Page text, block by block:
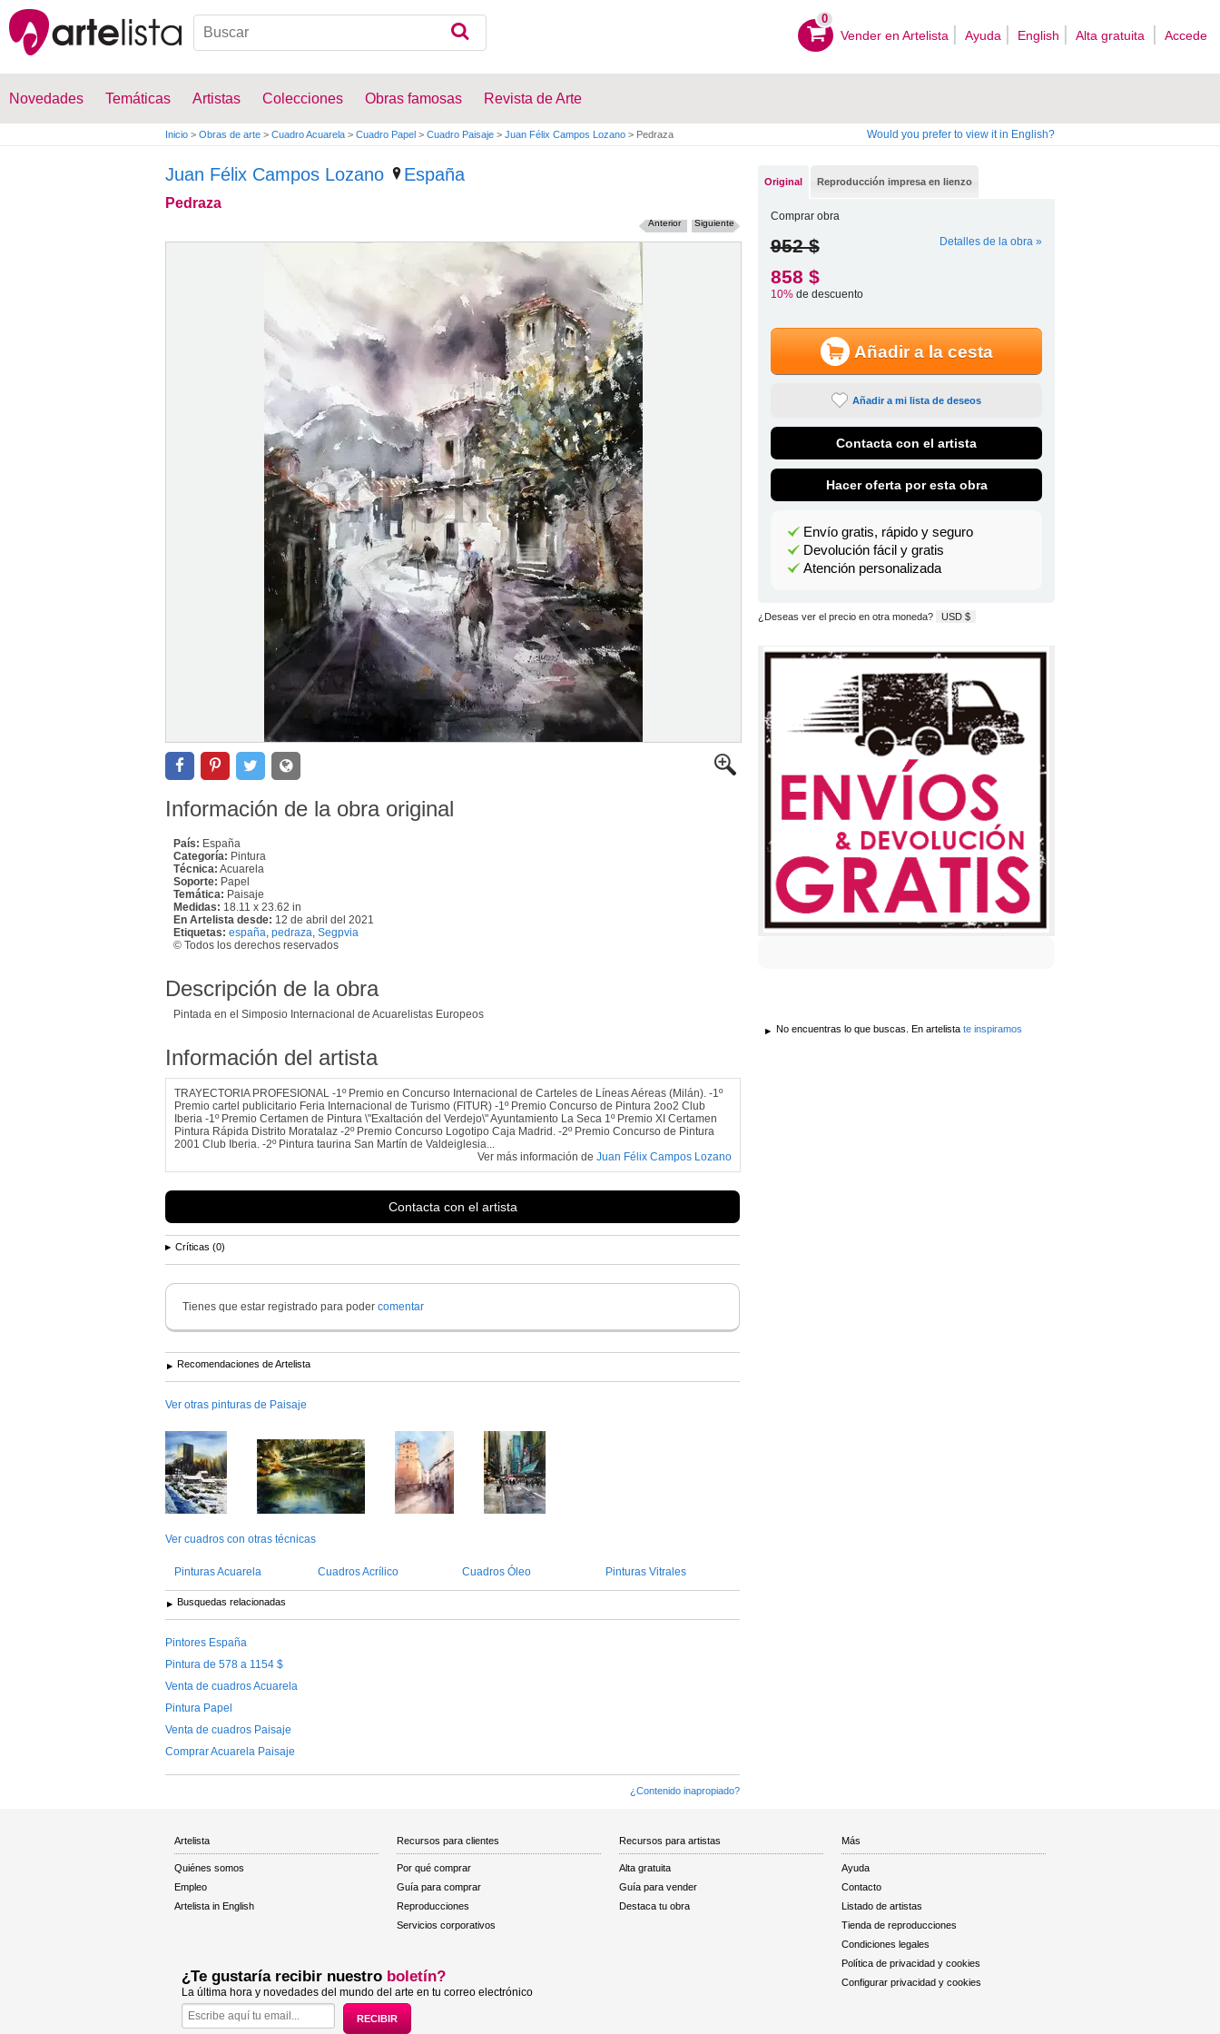
0
Vender en Artelista Ayuda English Alta gratuita Accede
Novedades Temáticas Artistas Colecciones Obras famosas Revista de Arte
Inicio > Obras de arte > Cuadro Acuarela > Cuadro Papel > Cuadro Paisaje > Juan Félix Campos Lozano > Pedraza Would you prefer to view it in English?
Juan Félix Campos Lozano España
Pedraza
Siguiente
Anterior
Información de la obra original
País: España
Categoría: Pintura
Técnica: Acuarela
Soporte: Papel
Temática: Paisaje
Medidas: 18.11 x 23.62 in
En Artelista desde: 12 de abril del 2021
Etiquetas: españa pedraza Segpvia
© Todos los derechos reservados
Descripción de la obra
Pintada en el Simposio Internacional de Acuarelistas Europeos
Información del artista
TRAYECTORIA PROFESIONAL -1º Premio en Concurso Internacional de Carteles de Líneas Aéreas (Milán). -1º
Premio cartel publicitario Feria Internacional de Turismo (FITUR) -1º Premio Concurso de Pintura 2oo2 Club
Iberia -1º Premio Certamen de Pintura \"Exaltación del Verdejo\" Ayuntamiento La Seca 1º Premio XI Certamen
Pintura Rápida Distrito Moratalaz -2º Premio Concurso Logotipo Caja Madrid. -2º Premio Concurso de Pintura
2001 Club Iberia. -2º Pintura taurina San Martín de Valdeiglesia...
Ver más información de Juan Félix Campos Lozano
Contacta con el artista
Críticas (0)
Tienes que estar registrado para poder comentar
Recomendaciones de Artelista
Ver otras pinturas de Paisaje
Ver cuadros con otras técnicas
Pinturas Acuarela Cuadros Acrílico Cuadros Óleo Pinturas Vitrales
Busquedas relacionadas
Pintores España
Pintura de 578 a 1154 $
Venta de cuadros Acuarela
Pintura Papel
Venta de cuadros Paisaje
Comprar Acuarela Paisaje
¿Contenido inapropiado?
Original Reproducción impresa en lienzo
Comprar obra
952 $ Detalles de la obra »
858 $
10%de descuento
Añadir a la cesta
Añadir a mi lista de deseos
Contacta con el artista
Hacer oferta por esta obra
Envío gratis, rápido y seguro
Devolución fácil y gratis
Atención personalizada
¿Deseas ver el precio en otra moneda? USD $
No encuentras lo que buscas. En artelista te inspiramos
Artelista
Quiénes somos
Empleo
Artelista in English
Recursos para clientes
Por qué comprar
Guía para comprar
Reproducciones
Servicios corporativos
Recursos para artistas
Alta gratuita
Guía para vender
Destaca tu obra
Más
Ayuda
Contacto
Listado de artistas
Tienda de reproducciones
Condiciones legales
Política de privacidad y cookies
Configurar privacidad y cookies
¿Te gustaría recibir nuestro boletín?
La última hora y novedades del mundo del arte en tu correo electrónico